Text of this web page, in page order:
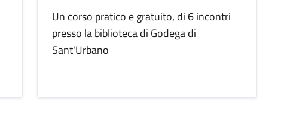
Un corso pratico e gratuito, di 6 incontri
presso la biblioteca di Godega di
Sant'Urbano